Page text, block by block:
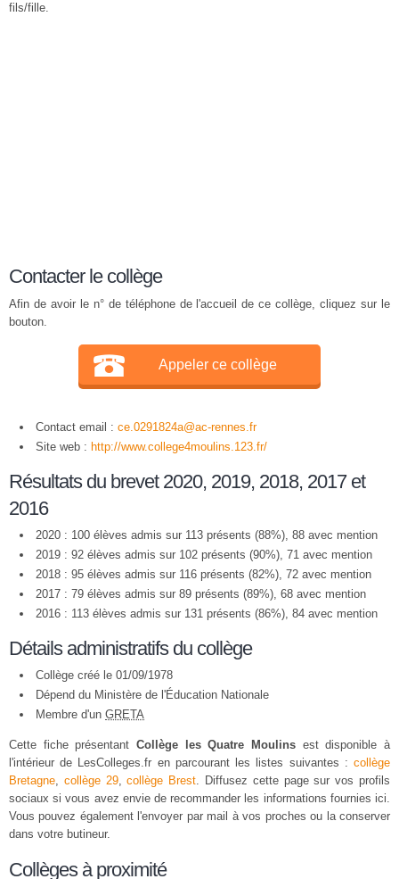
fils/fille.
Contacter le collège
Afin de avoir le n° de téléphone de l'accueil de ce collège, cliquez sur le
bouton.
Appeler ce collège
Contact email : ce.0291824a@ac-rennes.fr
Site web : http://www.college4moulins.123.fr/
Résultats du brevet 2020, 2019, 2018, 2017 et
2016
2020 : 100 élèves admis sur 113 présents (88%), 88 avec mention
2019 : 92 élèves admis sur 102 présents (90%), 71 avec mention
2018 : 95 élèves admis sur 116 présents (82%), 72 avec mention
2017 : 79 élèves admis sur 89 présents (89%), 68 avec mention
2016 : 113 élèves admis sur 131 présents (86%), 84 avec mention
Détails administratifs du collège
Collège créé le 01/09/1978
Dépend du Ministère de l'Éducation Nationale
Membre d'un GRETA
Cette fiche présentant Collège les Quatre Moulins est disponible à
l'intérieur de LesColleges.fr en parcourant les listes suivantes : collège
Bretagne, collège 29,collège Brest. Diffusez cette page sur vos profils
sociaux si vous avez envie de recommander les informations fournies ici.
Vous pouvez également l'envoyer par mail à vos proches ou la conserver
dans votre butineur.
Collèges à proximité